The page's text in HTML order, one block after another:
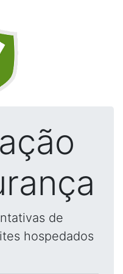
de
hospedados